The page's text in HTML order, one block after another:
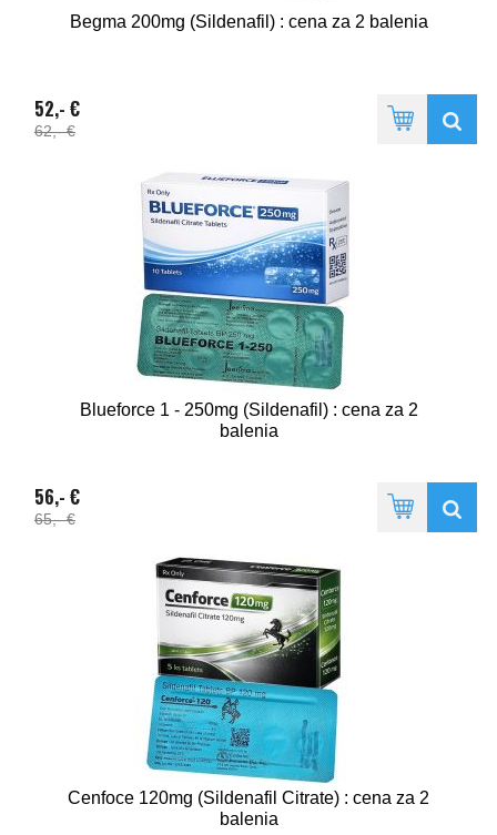
Begma 200mg (Sildenafil) : cena za 2 balenia
52,- €
62,- €
Blueforce 1 - 250mg (Sildenafil) : cena za 2
balenia
56,- €
65,- €
Cenfoce 120mg (Sildenafil Citrate) : cena za 2
balenia